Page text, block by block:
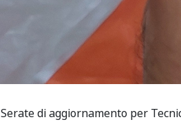
Serate di aggiornamento per